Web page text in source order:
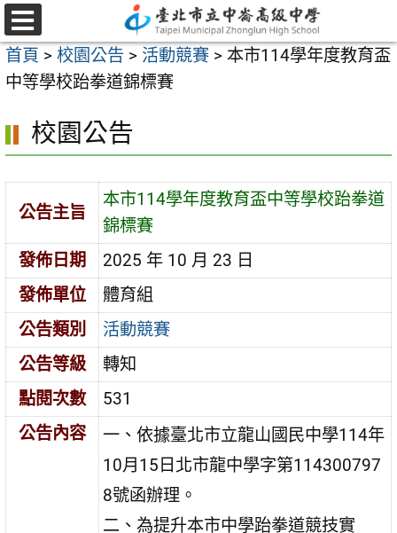
跳
至
主
要
容
選
單
首頁 > 校園公告 > 活動競賽 > 本市114學年度教育盃
中等學校跆拳道錦標賽
校園公告
公告主旨
本市114學年度教育盃中等學校跆拳道
錦標賽
發佈日期
2025 年 10 月 23 日
發佈單位
體育組
公告類別
活動競賽
公告等級
轉知
點閱次數
531
公告內容
一、依據臺北市立龍山國民中學114年
10月15日北市龍中學字第114300797
8號函辦理。
二、為提升本市中學跆拳道競技實